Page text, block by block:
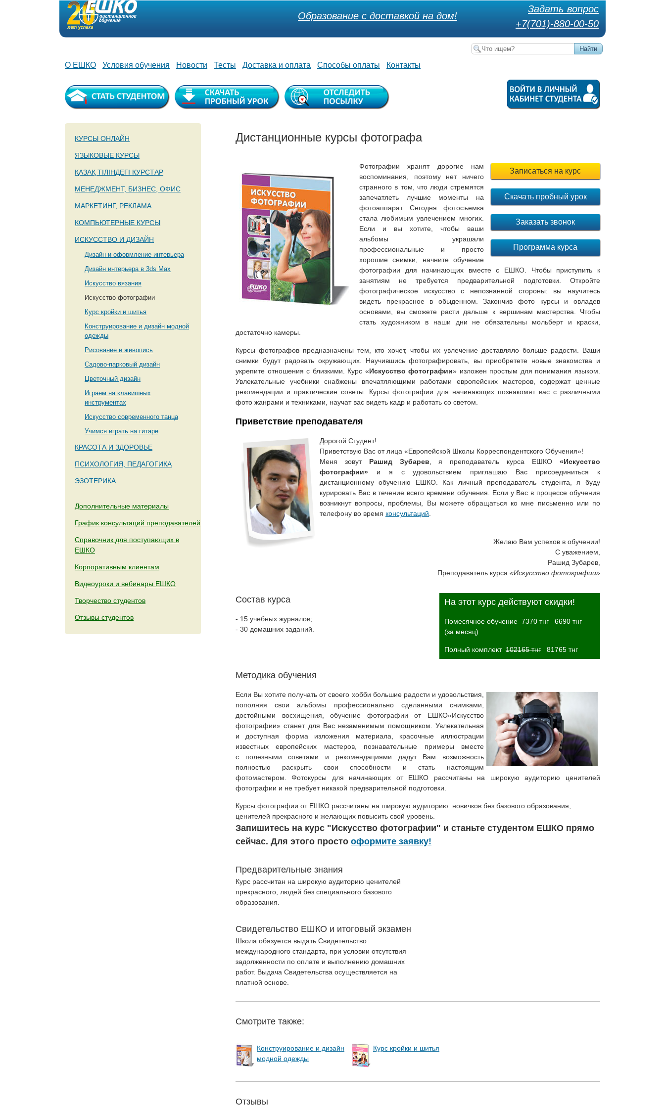
Образование с доставкой на дом!
Задать вопрос
+7(701)-880-00-50
О ЕШКО Условия обучения Новости Тесты Доставка и оплата Способы оплаты Контакты
КУРСЫ ОНЛАЙН
ЯЗЫКОВЫЕ КУРСЫ
ҚАЗАҚ ТІЛІНДЕГІ КУРСТАР
МЕНЕДЖМЕНТ, БИЗНЕС, ОФИС
МАРКЕТИНГ, РЕКЛАМА
КОМПЬЮТЕРНЫЕ КУРСЫ
ИСКУССТВО И ДИЗАЙН
Дизайн и оформление интерьера
Дизайн интерьера в 3ds Max
Искусство вязания
Искусство фотографии
Курс кройки и шитья
Конструирование и дизайн модной
одежды
Рисование и живопись
Садово-парковый дизайн
Цветочный дизайн
Играем на клавишных
инструментах
Искусство современного танца
Учимся играть на гитаре
КРАСОТА И ЗДОРОВЬЕ
ПСИХОЛОГИЯ, ПЕДАГОГИКА
ЭЗОТЕРИКА
Дополнительные материалы
График консультаций преподавателей
Справочник для поступающих в
ЕШКО
Корпоративным клиентам
Видеоуроки и вебинары ЕШКО
Творчество студентов
Отзывы студентов
Дистанционные курсы фотографа
Записаться на курс
Скачать пробный урок
Заказать звонок
Программа курса
Фотографии хранят дорогие нам
воспоминания, поэтому нет ничего
странного в том, что люди стремятся
запечатлеть лучшие моменты на
фотоаппарат. Сегодня фотосъемка
стала любимым увлечением многих.
Если и вы хотите, чтобы ваши
альбомы украшали
профессиональные и просто
хорошие снимки, начните обучение
фотографии для начинающих вместе с ЕШКО. Чтобы приступить к
занятиям не требуется предварительной подготовки. Откройте
фотографическое искусство с непознанной стороны: вы научитесь
видеть прекрасное в обыденном. Закончив фото курсы и овладев
основами, вы сможете расти дальше к вершинам мастерства. Чтобы
стать художником в наши дни не обязательны мольберт и краски,
достаточно камеры.
Курсы фотографов предназначены тем, кто хочет, чтобы их увлечение доставляло больше радости. Ваши
снимки будут радовать окружающих. Научившись фотографировать, вы приобретете новые знакомства и
укрепите отношения с близкими. Курс «Искусство фотографии» изложен простым для понимания языком.
Увлекательные учебники снабжены впечатляющими работами европейских мастеров, содержат ценные
рекомендации и практические советы. Курсы фотографии для начинающих познакомят вас с различными
фото жанрами и техниками, научат вас видеть кадр и работать со светом.
Приветствие преподавателя
Дорогой Студент!
Приветствую Вас от лица «Европейской Школы Корреспондентского Обучения»!
Меня зовут Рашид Зубарев , я преподаватель курса ЕШКО «Искусство
фотографии» и я с удовольствием приглашаю Вас присоединиться к
дистанционному обучению ЕШКО. Как личный преподаватель студента, я буду
курировать Вас в течение всего времени обучения. Если у Вас в процессе обучения
возникнут вопросы, проблемы, Вы можете обращаться ко мне письменно или по
телефону во время консультаций
Желаю Вам успехов в обучении!
С уважением,
Рашид Зубарев,
Преподаватель курса «Искусство фотографии»
На этот курс действуют скидки!
Помесячное обучение 7370 тнг6690 тнг
(за месяц)
Полный комплект 102165 тнг81765 тнг
Состав курса
- 15 учебных журналов;
- 30 домашних заданий.
Методика обучения
Если Вы хотите получать от своего хобби большие радости и удовольствия,
пополняя свои альбомы профессионально сделанными снимками,
достойными восхищения, обучение фотографии от ЕШКО«Искусство
фотографии» станет для Вас незаменимым помощником. Увлекательная
и доступная форма изложения материала, красочные иллюстрации
известных европейских мастеров, познавательные примеры вместе
с полезными советами и рекомендациями дадут Вам возможность
полностью раскрыть свои способности и стать настоящим
фотомастером. Фотокурсы для начинающих от ЕШКО рассчитаны на широкую аудиторию ценителей
фотографии и не требует никакой предварительной подготовки.
Курсы фотографии от ЕШКО рассчитаны на широкую аудиторию: новичков без базового образования,
ценителей прекрасного и желающих повысить свой уровень.
Запишитесь на курс "Искусство фотографии" и станьте студентом ЕШКО прямо
сейчас. Для этого просто оформите заявку!
Предварительные знания
Курс рассчитан на широкую аудиторию ценителей
прекрасного, людей без специального базового
образования.
Свидетельство ЕШКО и итоговый экзамен
Школа обязуется выдать Свидетельство
международного стандарта, при условии отсутствия
задолженности по оплате и выполнению домашних
работ. Выдача Свидетельства осуществляется на
платной основе.
Смотрите также:
Конструирование и дизайн
модной одежды
Курс кройки и шитья
Отзывы